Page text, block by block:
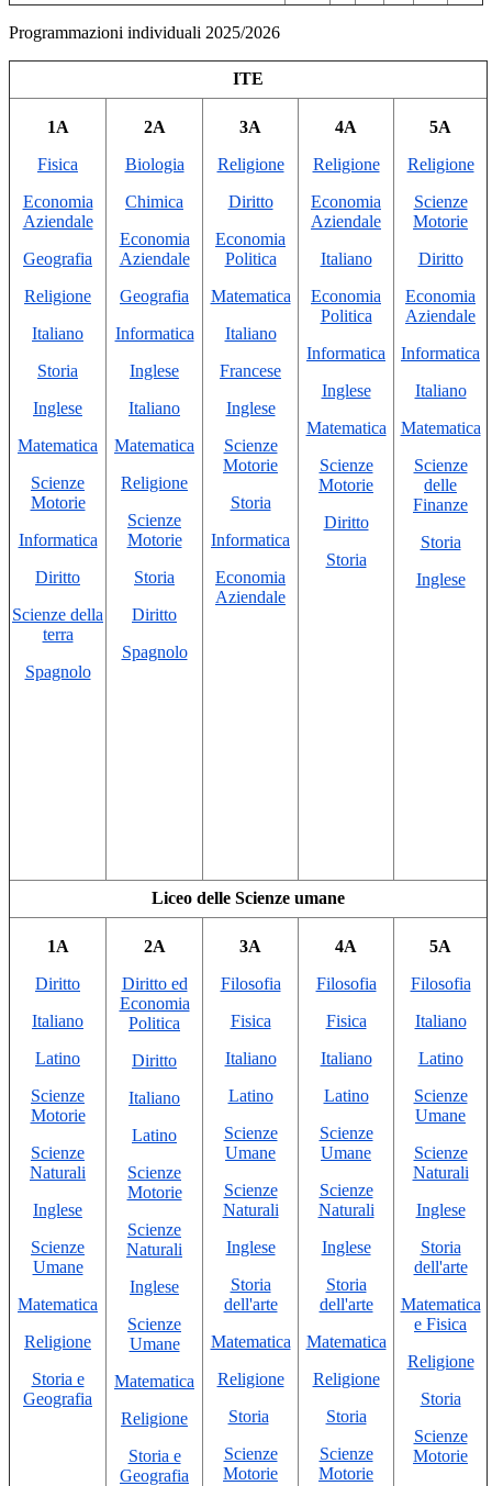
Programmazioni individuali 2025/2026
ITE
1A
Fisica
Economia
Aziendale
Geografia
Religione
Italiano
Storia
Inglese
Matematica
Scienze
Motorie
Informatica
Diritto
Scienze della
terra
Spagnolo
2A
Biologia
Chimica
Economia
Aziendale
Geografia
Informatica
Inglese
Italiano
Matematica
Religione
Scienze
Motorie
Storia
Diritto
Spagnolo
3A
Religione
Diritto
Economia
Politica
Matematica
Italiano
Francese
Inglese
Scienze
Motorie
Storia
Informatica
Economia
Aziendale
4A
Religione
Economia
Aziendale
Italiano
Economia
Politica
Informatica
Inglese
Matematica
Scienze
Motorie
Diritto
Storia
5A
Religione
Scienze
Motorie
Diritto
Economia
Aziendale
Informatica
Italiano
Matematica
Scienze
delle
Finanze
Storia
Inglese
Liceo delle Scienze umane
1A
Diritto
Italiano
Latino
Scienze
Motorie
Scienze
Naturali
Inglese
Scienze
Umane
Matematica
Religione
Storia e
Geografia
2A
Diritto ed
Economia
Politica
Diritto
Italiano
Latino
Scienze
Motorie
Scienze
Naturali
Inglese
Scienze
Umane
Matematica
Religione
Storia e
Geografia
3A
Filosofia
Fisica
Italiano
Latino
Scienze
Umane
Scienze
Naturali
Inglese
Storia
dell'arte
Matematica
Religione
Storia
Scienze
Motorie
4A
Filosofia
Fisica
Italiano
Latino
Scienze
Umane
Scienze
Naturali
Inglese
Storia
dell'arte
Matematica
Religione
Storia
Scienze
Motorie
5A
Filosofia
Italiano
Latino
Scienze
Umane
Scienze
Naturali
Inglese
Storia
dell'arte
Matematica
e Fisica
Religione
Storia
Scienze
Motorie